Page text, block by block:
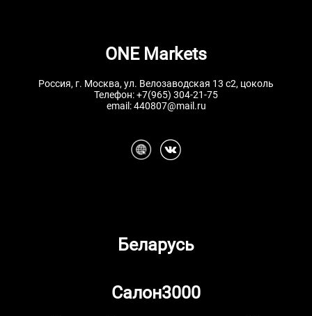
ONE Markets
Россия, г. Москва, ул. Велозаводская 13 с2, цоколь
Телефон:+7(965) 304-21-75
email:440807@mail.ru
Беларусь
Салон3000